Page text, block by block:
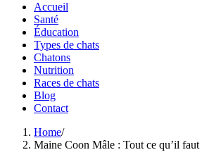
Accueil
Santé
Éducation
Types de chats
Chatons
Nutrition
Races de chats
Blog
Contact
Home/
Maine Coon Mâle : Tout ce qu’il faut